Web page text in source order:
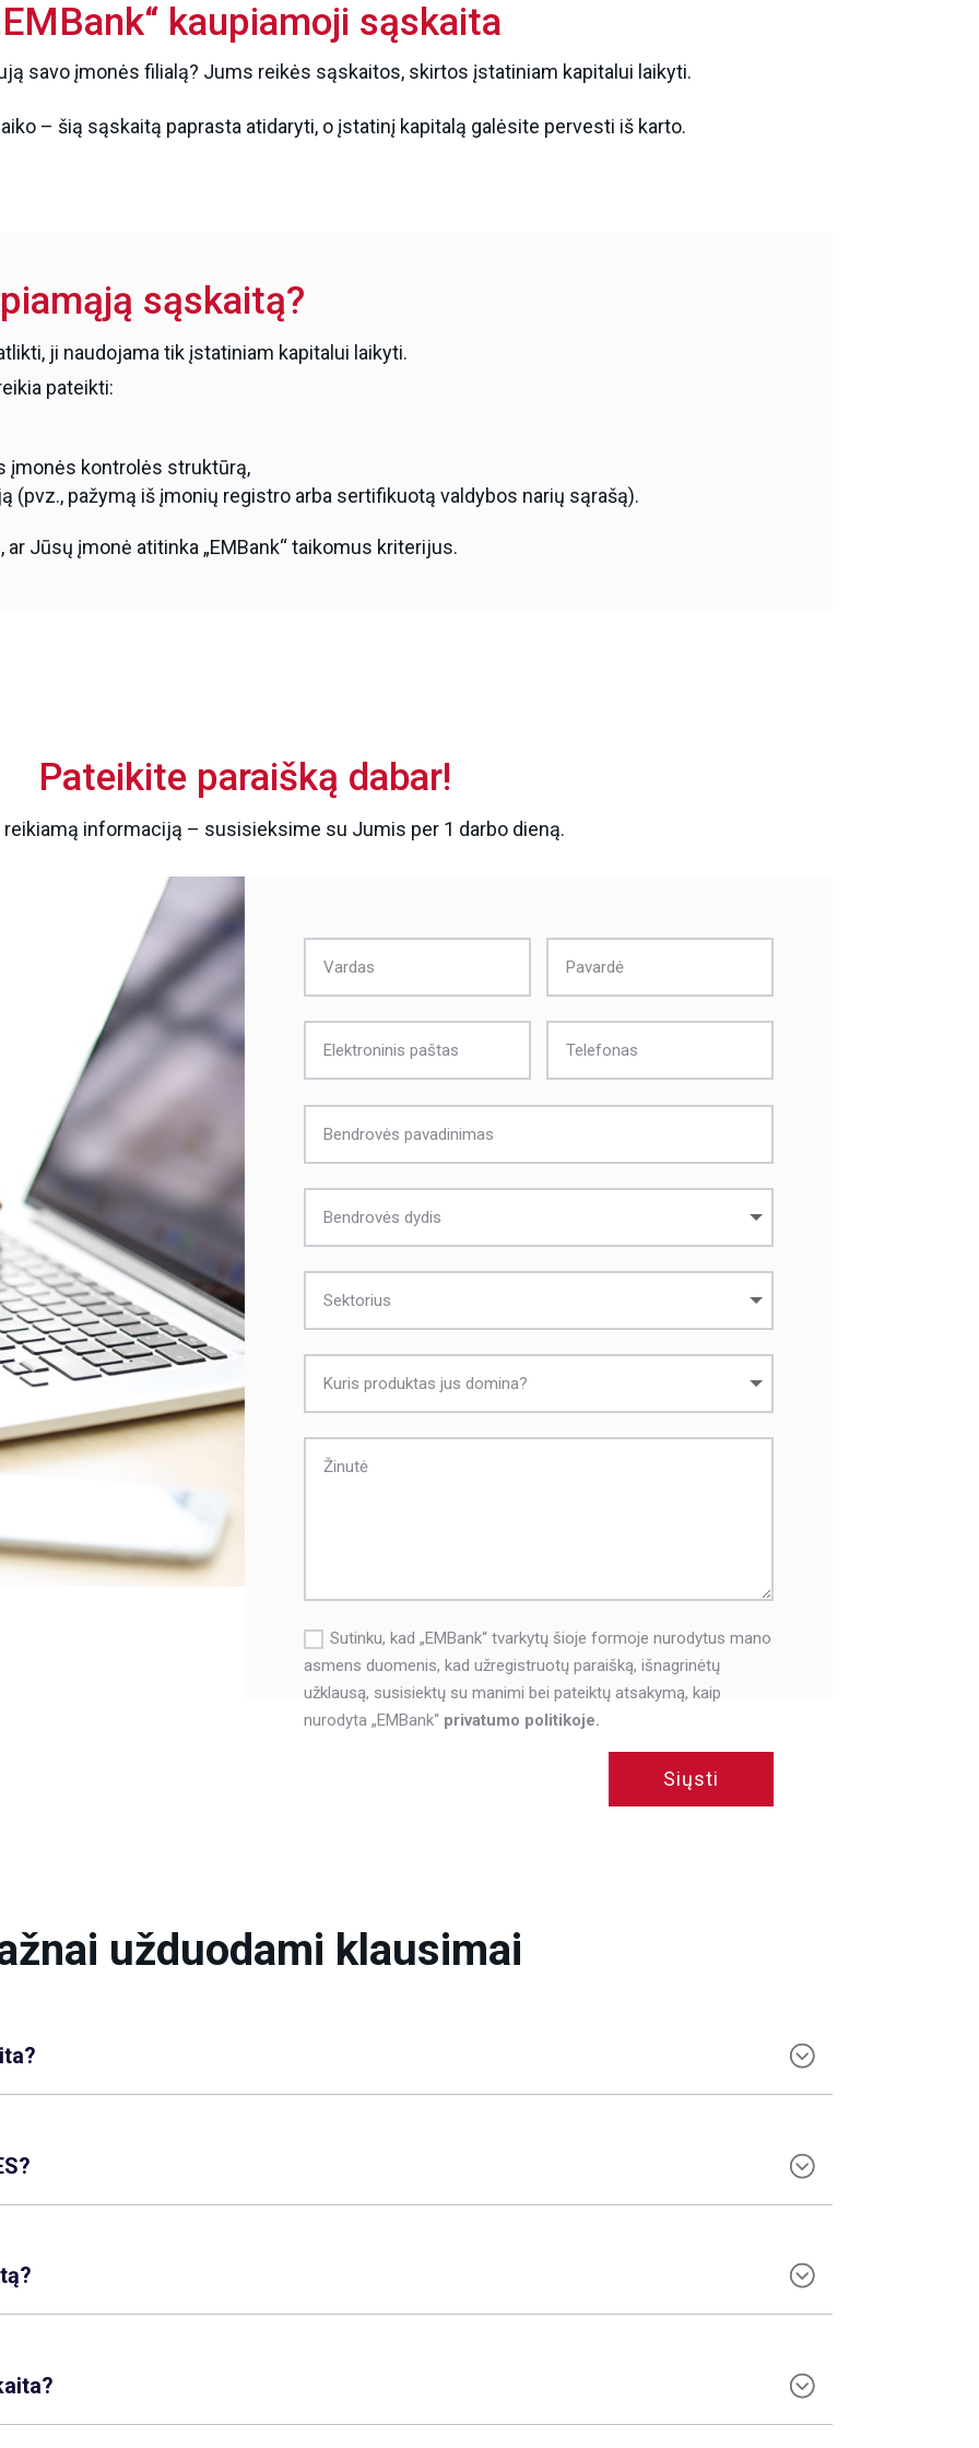
kaupiamoji sąskaita
savo įmonės filialą? Jums reikės sąskaitos, skirtos įstatiniam kapitalui laikyti.
– šią sąskaitą paprasta atidaryti, o įstatinį kapitalą galėsite pervesti iš karto.
sąskaitą?
ji naudojama tik įstatiniam kapitalui laikyti.
pateikti:
įmonės kontrolės struktūrą,
(pvz., pažymą iš įmonių registro arba sertifikuotą valdybos narių sąrašą).
Jūsų įmonė atitinka „EMBank“ taikomus kriterijus.
Pateikite paraišką dabar!
reikiamą informaciją – susisieksime su Jumis per 1 darbo dieną.
Sutinku, kad „EMBank“ tvarkytų šioje formoje nurodytus mano
asmens duomenis, kad užregistruotų paraišką, išnagrinėtų
užklausą, susisiektų su manimi bei pateiktų atsakymą, kaip
nurodyta „EMBank“ privatumo politikoje.
Siųsti
užduodami klausimai